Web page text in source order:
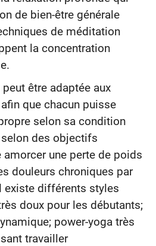
de bien-être générale
de méditation
la concentration
être adaptée aux
que chacun puisse
selon sa condition
des objectifs
une perte de poids
douleurs chroniques par
existe différents styles
doux pour les débutants;
power-yoga très
travailler